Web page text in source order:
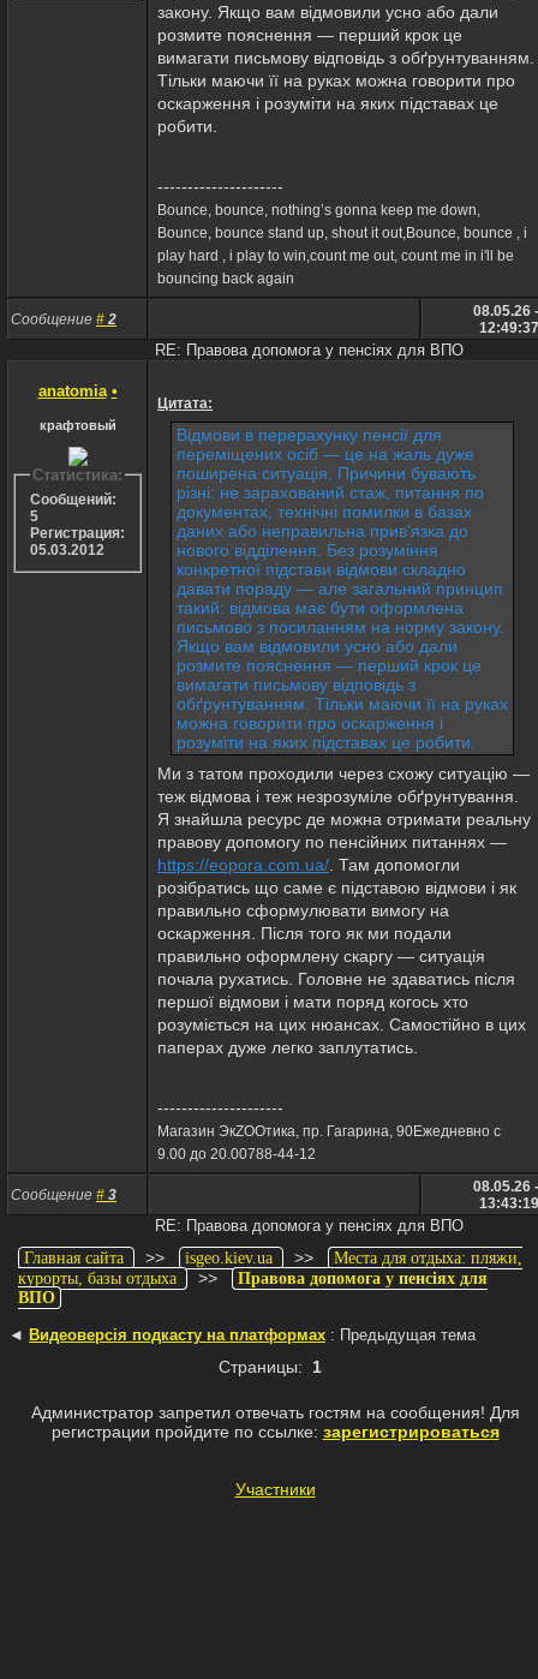
закону. Якщо вам відмовили усно або дали
розмите пояснення — перший крок це
вимагати письмову відповідь з обґрунтуванням.
Тільки маючи її на руках можна говорити про
оскарження і розуміти на яких підставах це
робити.
---------------------
Bounce, bounce, nothing’s gonna keep me down,
Bounce, bounce stand up, shout it out,Bounce, bounce , i
play hard , i play to win,count me out, count me in i'll be
bouncing back again
Сообщение # 2
08.05.26 -
12:49:37
RE: Правова допомога у пенсіях для ВПО
anatomia •
крафтовый
Статистика:
Сообщений:
5
Регистрация:
05.03.2012
Цитата:
Відмови в перерахунку пенсії для
переміщених осіб — це на жаль дуже
поширена ситуація. Причини бувають
різні: не зарахований стаж, питання по
документах, технічні помилки в базах
даних або неправильна прив'язка до
нового відділення. Без розуміння
конкретної підстави відмови складно
давати пораду — але загальний принцип
такий: відмова має бути оформлена
письмово з посиланням на норму закону.
Якщо вам відмовили усно або дали
розмите пояснення — перший крок це
вимагати письмову відповідь з
обґрунтуванням. Тільки маючи її на руках
можна говорити про оскарження і
розуміти на яких підставах це робити.
Ми з татом проходили через схожу ситуацію —
теж відмова і теж незрозуміле обґрунтування.
Я знайшла ресурс де можна отримати реальну
правову допомогу по пенсійних питаннях —
https://eopora.com.ua/ . Там допомогли
розібратись що саме є підставою відмови і як
правильно сформулювати вимогу на
оскарження. Після того як ми подали
правильно оформлену скаргу — ситуація
почала рухатись. Головне не здаватись після
першої відмови і мати поряд когось хто
розуміється на цих нюансах. Самостійно в цих
паперах дуже легко заплутатись.
---------------------
Магазин ЭкZOOтика, пр. Гагарина, 90Ежедневно с
9.00 до 20.00788-44-12
Сообщение # 3
08.05.26 -
13:43:19
RE: Правова допомога у пенсіях для ВПО
Главная сайта
>> isgeo.kiev.ua >>
Места для отдыха: пляжи,
курорты, базы отдыха
>>
Правова допомога у пенсіях для
ВПО
◄ Видеоверсія подкасту на платформах : Предыдущая тема
Страницы: 1
Администратор запретил отвечать гостям на сообщения! Для
регистрации пройдите по ссылке: зарегистрироваться
Участники